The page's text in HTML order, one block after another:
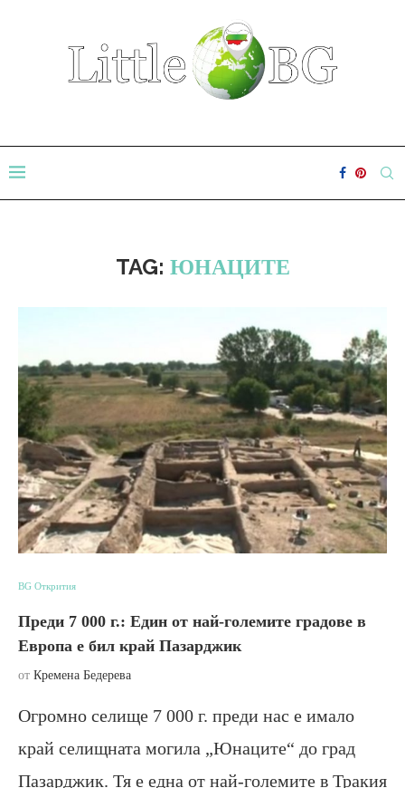
TAG: ЮНАЦИТЕ
BG Открития
Преди 7 000 г.: Един от най-големите градове в
Европа е бил край Пазарджик
от Кремена Бедерева
Огромно селище 7 000 г. преди нас е имало
край селищната могила „Юнаците“ до град
Пазарджик. Тя е една от най-големите в Тракия